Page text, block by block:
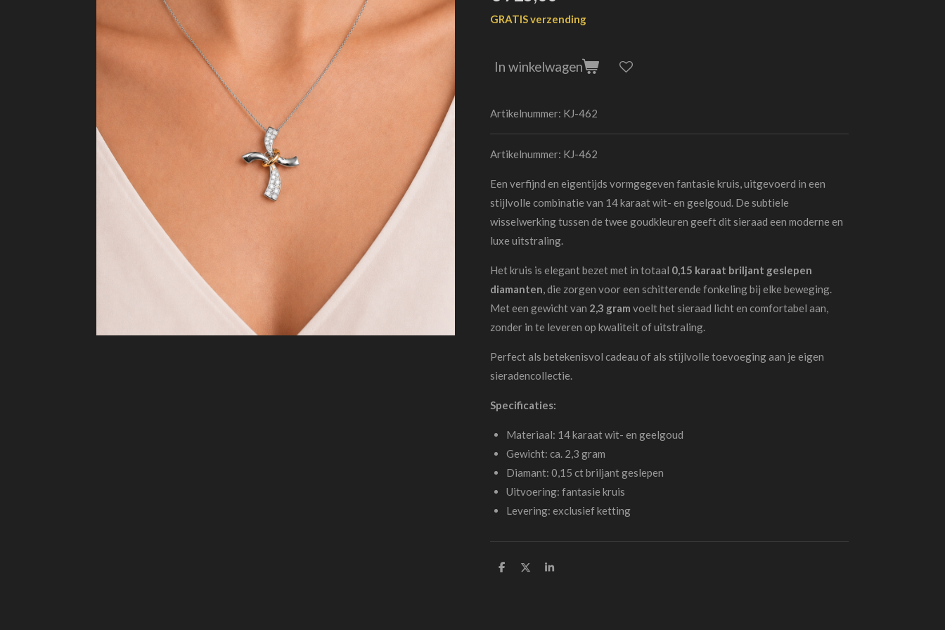
GRATIS verzending
In winkelwagen
Artikelnummer: KJ-462
Artikelnummer: KJ-462
Een verfijnd en eigentijds vormgegeven fantasie kruis, uitgevoerd in een
stijlvolle combinatie van 14 karaat wit- en geelgoud. De subtiele
wisselwerking tussen de twee goudkleuren geeft dit sieraad een moderne en
luxe uitstraling.
Het kruis is elegant bezet met in totaal 0,15 karaat briljant geslepen
diamanten, die zorgen voor een schitterende fonkeling bij elke beweging.
Met een gewicht van 2,3 gram voelt het sieraad licht en comfortabel aan,
zonder in te leveren op kwaliteit of uitstraling.
Perfect als betekenisvol cadeau of als stijlvolle toevoeging aan je eigen
sieradencollectie.
Specificaties:
Materiaal: 14 karaat wit- en geelgoud
Gewicht: ca. 2,3 gram
Diamant: 0,15 ct briljant geslepen
Uitvoering: fantasie kruis
Levering: exclusief ketting
D
D
S